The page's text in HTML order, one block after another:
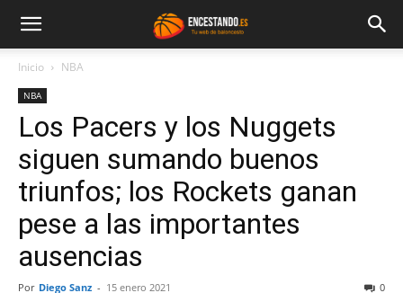
Inicio NBA
NBA
Los Pacers y los Nuggets
siguen sumando buenos
triunfos; los Rockets ganan
pese a las importantes
ausencias
Por Diego Sanz - 15 enero 2021 0